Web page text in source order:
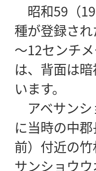
昭和59（
種が登録さ
～12センチ
は、背面は
います。
アベサンシ
に当時の中
前）付近の
サンショウ